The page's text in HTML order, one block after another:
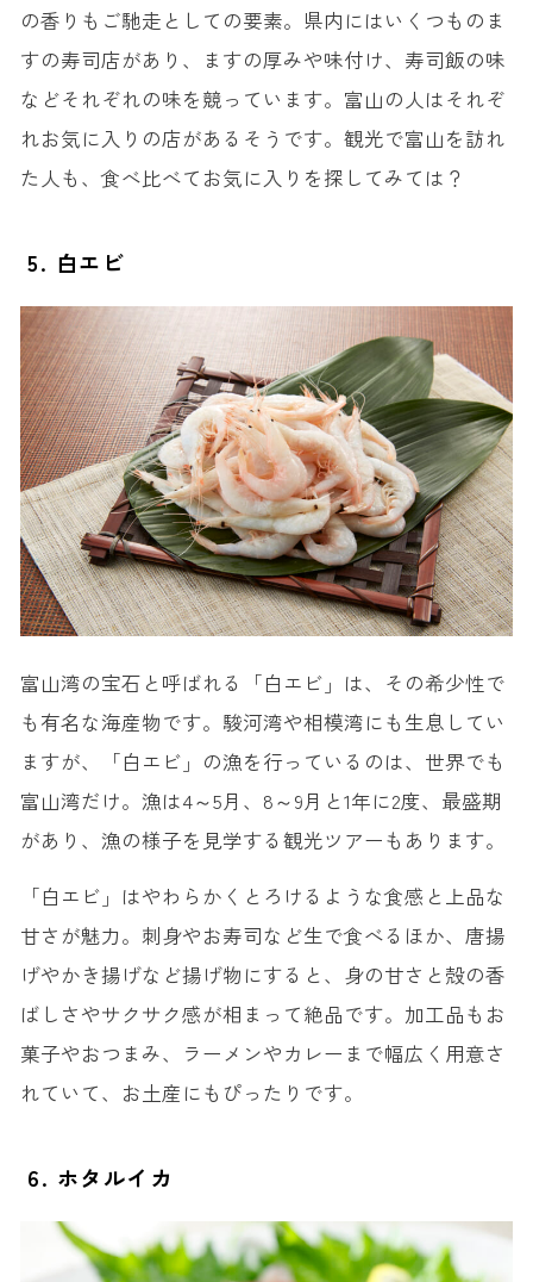
の香りもご馳走としての要素。県内にはいくつものま
すの寿司店があり、ますの厚みや味付け、寿司飯の味
などそれぞれの味を競っています。富山の人はそれぞ
れお気に入りの店があるそうです。観光で富山を訪れ
た人も、食べ比べてお気に入りを探してみては？
5. 白エビ
富山湾の宝石と呼ばれる「白エビ」は、その希少性で
も有名な海産物です。駿河湾や相模湾にも生息してい
ますが、「白エビ」の漁を行っているのは、世界でも
富山湾だけ。漁は4～5月、8～9月と1年に2度、最盛期
があり、漁の様子を見学する観光ツアーもあります。
「白エビ」はやわらかくとろけるような食感と上品な
甘さが魅力。刺身やお寿司など生で食べるほか、唐揚
げやかき揚げなど揚げ物にすると、身の甘さと殻の香
ばしさやサクサク感が相まって絶品です。加工品もお
菓子やおつまみ、ラーメンやカレーまで幅広く用意さ
れていて、お土産にもぴったりです。
6. ホタルイカ